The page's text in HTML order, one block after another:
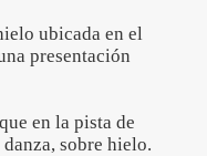
ubicada en el
presentación
en la pista de
sobre hielo.